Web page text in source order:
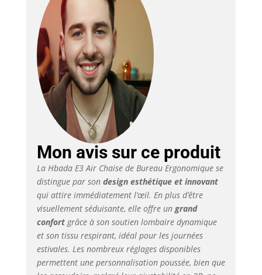
bureau offre une
inclinaison jusqu’à
140° et une
profondeur de siège
ajustable. Idéal pour
des journées de travail
prolongées sans
fatigue. Système de
Soutien en T Breveté:
Exclusivité Hbada, le
élimine les « 3
douleurs de la position
assise » grâce à son
dossier ajustable sur 9
crans (déplacement
vertical de 7 cm). Son
appui cervical-
lombaire-épaules
synchronisé s’adapte
automatiquement à
votre morphologie.
Mon avis sur ce produit
La Hbada E3 Air Chaise de Bureau Ergonomique se
distingue par son design esthétique et innovant
qui attire immédiatement l’œil. En plus d’être
visuellement séduisante, elle offre un grand
confortgrâce à son soutien lombaire dynamique
et son tissu respirant, idéal pour les journées
estivales. Les nombreux réglages disponibles
permettent une personnalisation poussée, bien que